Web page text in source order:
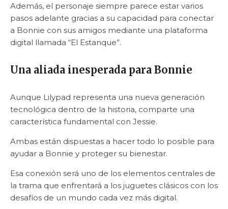
Además, el personaje siempre parece estar varios
pasos adelante gracias a su capacidad para conectar
a Bonnie con sus amigos mediante una plataforma
digital llamada “El Estanque”.
Una aliada inesperada para Bonnie
Aunque Lilypad representa una nueva generación
tecnológica dentro de la historia, comparte una
característica fundamental con Jessie.
Ambas están dispuestas a hacer todo lo posible para
ayudar a Bonnie y proteger su bienestar.
Esa conexión será uno de los elementos centrales de
la trama que enfrentará a los juguetes clásicos con los
desafíos de un mundo cada vez más digital.